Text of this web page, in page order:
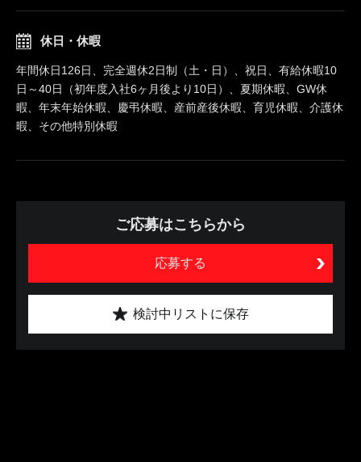
休日・休暇
年間休日126日、完全週休2日制（土・日）、祝日、有給休暇10
日～40日（初年度入社6ヶ月後より10日）、夏期休暇、GW休
暇、年末年始休暇、慶弔休暇、産前産後休暇、育児休暇、介護休
暇、その他特別休暇
ご応募はこちらから
応募する
検討中リストに保存